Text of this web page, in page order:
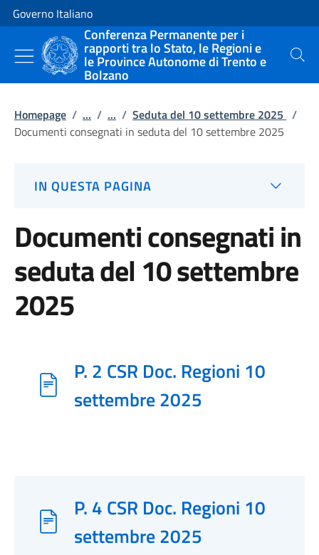
Vai al contenuto
Vai alla navigazione del sito
Governo Italiano
Conferenza Permanente per i
rapporti tra lo Stato, le Regioni e
le Province Autonome di Trento e
Bolzano
Cerca
Homepage / ... / ... / Seduta del 10 settembre 2025 /
Documenti consegnati in seduta del 10 settembre 2025
IN QUESTA PAGINA
Documenti consegnati in
seduta del 10 settembre
2025
P. 2 CSR Doc. Regioni 10
settembre 2025
P. 4 CSR Doc. Regioni 10
settembre 2025